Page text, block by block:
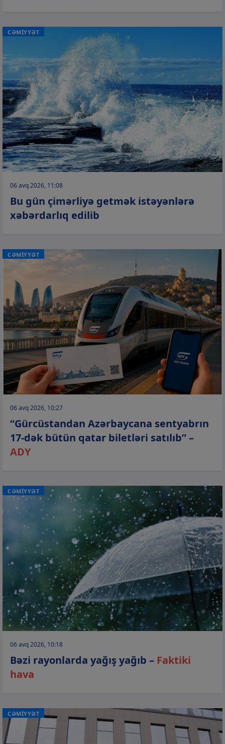
CƏMİYYƏT
06 avq 2026, 11:08
Bu gün çimərliyə getmək istəyənlərə
xəbərdarlıq edilib
CƏMİYYƏT
06 avq 2026, 10:27
“Gürcüstandan Azərbaycana sentyabrın
17-dək bütün qatar biletləri satılıb” –
ADY
CƏMİYYƏT
06 avq 2026, 10:18
Bəzi rayonlarda yağış yağıb – Faktiki
hava
CƏMİYYƏT